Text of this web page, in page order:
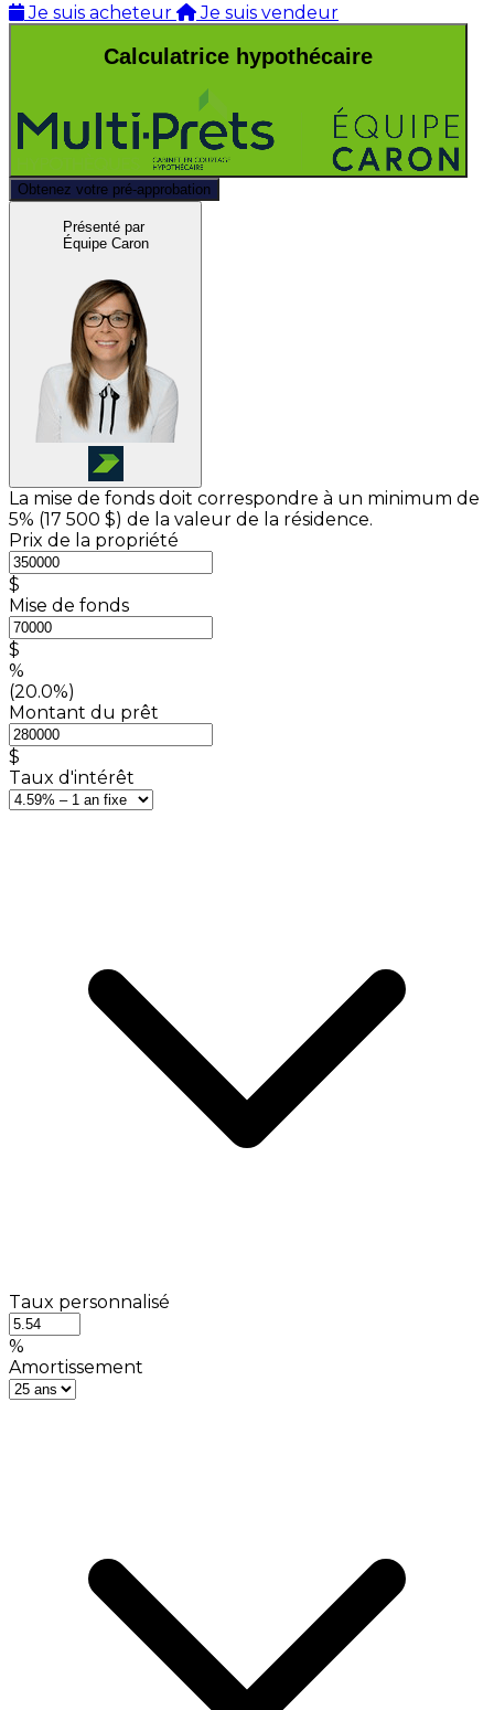
Je suis acheteur
Je suis vendeur
Calculatrice hypothécaire
Obtenez votre pré-approbation
Présenté par
Équipe Caron
La mise de fonds doit correspondre à un minimum de
5% (17 500 $) de la valeur de la résidence.
Prix de la propriété
$
Mise de fonds
$
%
(20.0%)
Montant du prêt
$
Taux d'intérêt
Taux personnalisé
%
Amortissement